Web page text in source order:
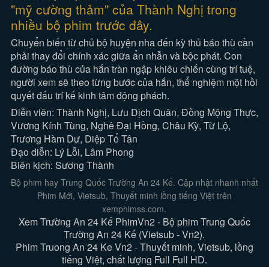
"mỹ cường thảm" của Thành Nghị trong
nhiều bộ phim trước đây.
Chuyển biến từ chủ bộ huyện nha đến kỳ thủ báo thù cần
phải thay đổi chính xác giữa ẩn nhẫn và bộc phát. Con
đường báo thù của hắn tràn ngập khiêu chiến cùng trí tuệ,
người xem sẽ theo từng bước của hắn, thể nghiệm một hồi
quyết đấu trí kế kinh tâm động phách.
Diễn viên: Thành Nghị, Lưu Dịch Quân, Đồng Mộng Thực,
Vương Kính Tùng, Nghê Đại Hồng, Châu Kỳ, Từ Lộ,
Trương Hàm Dư, Diệp Tổ Tân
Đạo diễn: Lý Lỗi, Lâm Phong
Biên kịch: Sương Thành
Bộ phim hay Trung Quốc Trường An 24 Kế. Cập nhật nhanh nhất
Phim Mới, Vietsub, Thuyết minh lồng tiếng Việt trên
xemphimss.com.
Xem Trường An 24 Kế PhimVn2 - Bộ phim Trung Quốc
Trường An 24 Kế (Vietsub - Vn2).
Phim Truong An 24 Ke Vn2 - Thuyết minh, Vietsub, lồng
tiếng Việt, chất lượng Full Full HD.